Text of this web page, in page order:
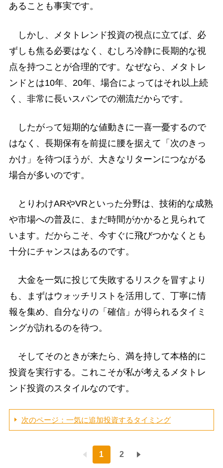
あることも事実です。
しかし、メタトレンド投資の視点に立てば、必
ずしも焦る必要はなく、むしろ冷静に長期的な視
点を持つことが合理的です。なぜなら、メタトレ
ンドとは10年、20年、場合によってはそれ以上続
く、非常に長いスパンでの潮流だからです。
したがって短期的な値動きに一喜一憂するので
はなく、長期保有を前提に腰を据えて「次のきっ
かけ」を待つほうが、大きなリターンにつながる
場合が多いのです。
とりわけARやVRといった分野は、技術的な成熟
や市場への普及に、まだ時間がかかると見られて
います。だからこそ、今すぐに飛びつかなくとも
十分にチャンスはあるのです。
大金を一気に投じて失敗するリスクを冒すより
も、まずはウォッチリストを活用して、丁寧に情
報を集め、自分なりの「確信」が得られるタイミ
ングが訪れるのを待つ。
そしてそのときが来たら、満を持して本格的に
投資を実行する。これこそが私が考えるメタトレ
ンド投資のスタイルなのです。
次のページ：一気に追加投資するタイミング
1 2